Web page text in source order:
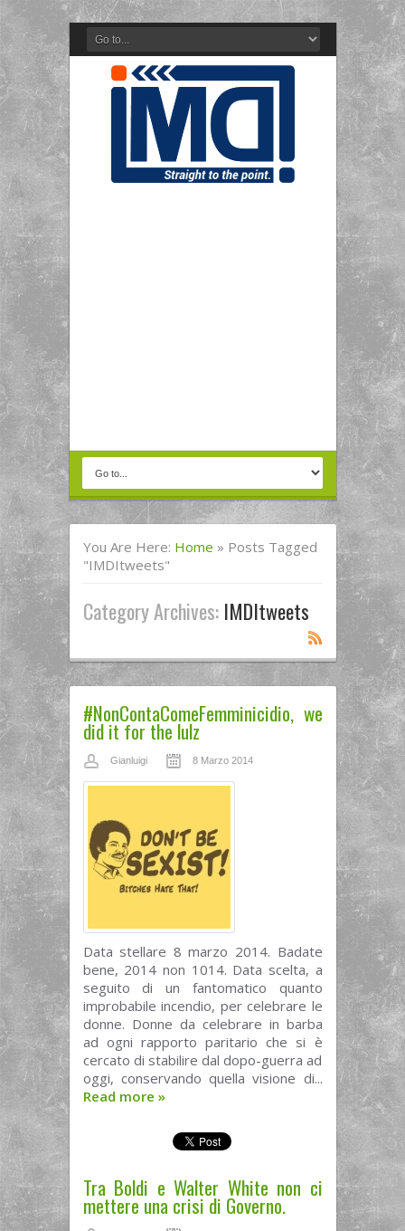
You Are Here: Home » Posts Tagged
"IMDItweets"
Category Archives: IMDItweets
#NonContaComeFemminicidio, we
did it for the lulz
Gianluigi 8 Marzo 2014
Data stellare 8 marzo 2014. Badate
bene, 2014 non 1014. Data scelta, a
seguito di un fantomatico quanto
improbabile incendio, per celebrare le
donne. Donne da celebrare in barba
ad ogni rapporto paritario che si è
cercato di stabilire dal dopo-guerra ad
oggi, conservando quella visione di...
Read more »
Tra Boldi e Walter White non ci
mettere una crisi di Governo.